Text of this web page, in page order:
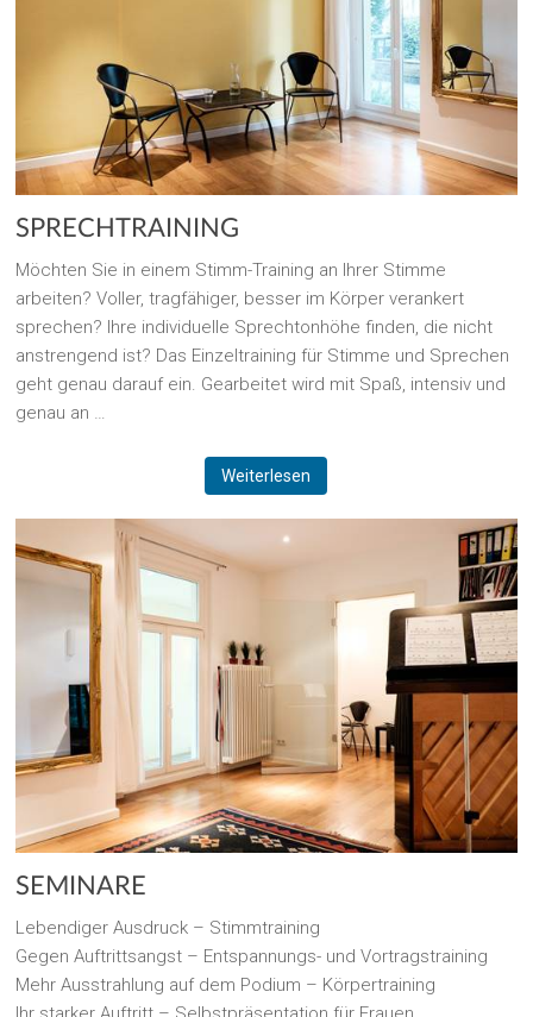
SPRECHTRAINING
Möchten Sie in einem Stimm-Training an Ihrer Stimme
arbeiten? Voller, tragfähiger, besser im Körper verankert
sprechen? Ihre individuelle Sprechtonhöhe finden, die nicht
anstrengend ist? Das Einzeltraining für Stimme und Sprechen
geht genau darauf ein. Gearbeitet wird mit Spaß, intensiv und
genau an …
Weiterlesen
SEMINARE
Lebendiger Ausdruck – Stimmtraining
Gegen Auftrittsangst – Entspannungs- und Vortragstraining
Mehr Ausstrahlung auf dem Podium – Körpertraining